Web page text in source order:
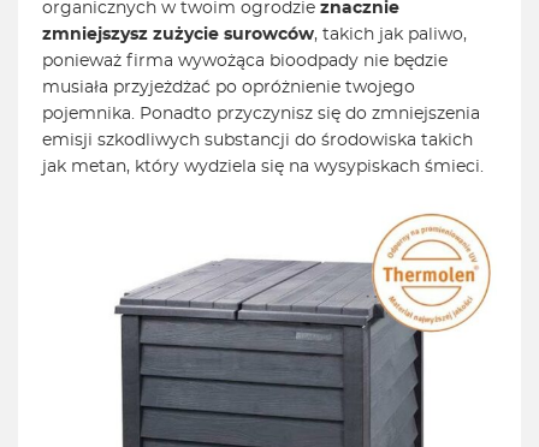
organicznych w twoim ogrodzie znacznie
zmniejszysz zużycie surowców, takich jak paliwo,
ponieważ firma wywożąca bioodpady nie będzie
musiała przyjeżdżać po opróżnienie twojego
pojemnika. Ponadto przyczynisz się do zmniejszenia
emisji szkodliwych substancji do środowiska takich
jak metan, który wydziela się na wysypiskach śmieci.